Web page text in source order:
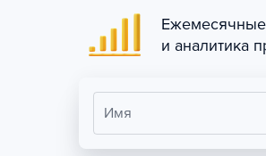
и аналитика
Имя